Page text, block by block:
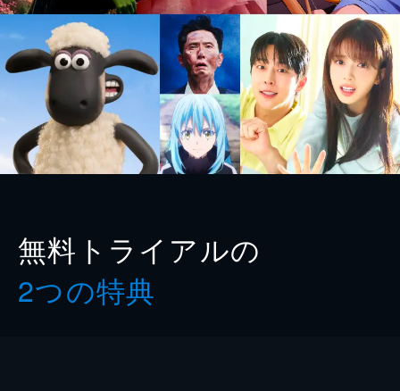
無料トライアルの
2つの特典